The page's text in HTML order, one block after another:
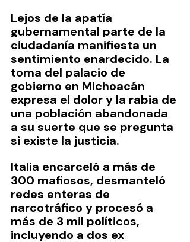
Lejos de la apatía
gubernamental parte de la
ciudadanía manifiesta un
sentimiento enardecido. La
toma del palacio de
gobierno en Michoacán
expresa el dolor y la rabia de
una población abandonada
a su suerte que se pregunta
si existe la justicia.
Italia encarceló a más de
300 mafiosos, desmanteló
redes enteras de
narcotráfico y procesó a
más de 3 mil políticos,
incluyendo a dos ex